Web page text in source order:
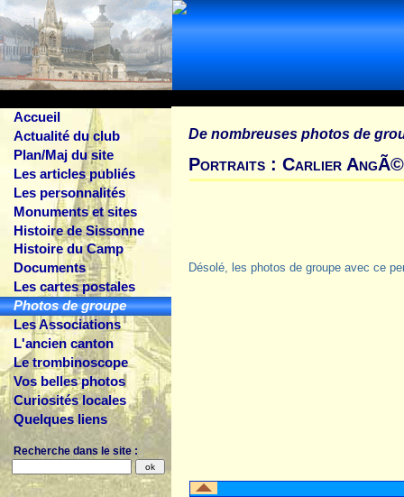
Accueil
Actualité du club
Plan/Maj du site
Les articles publiés
Les personnalités
Monuments et sites
Histoire de Sissonne
Histoire du Camp
Documents
Les cartes postales
Photos de groupe
Les Associations
L'ancien canton
Le trombinoscope
Vos belles photos
Curiosités locales
Quelques liens
Recherche dans le site :
De nombreuses photos de
Portraits : Carlier
Désolé, les photos de groupe avec ce